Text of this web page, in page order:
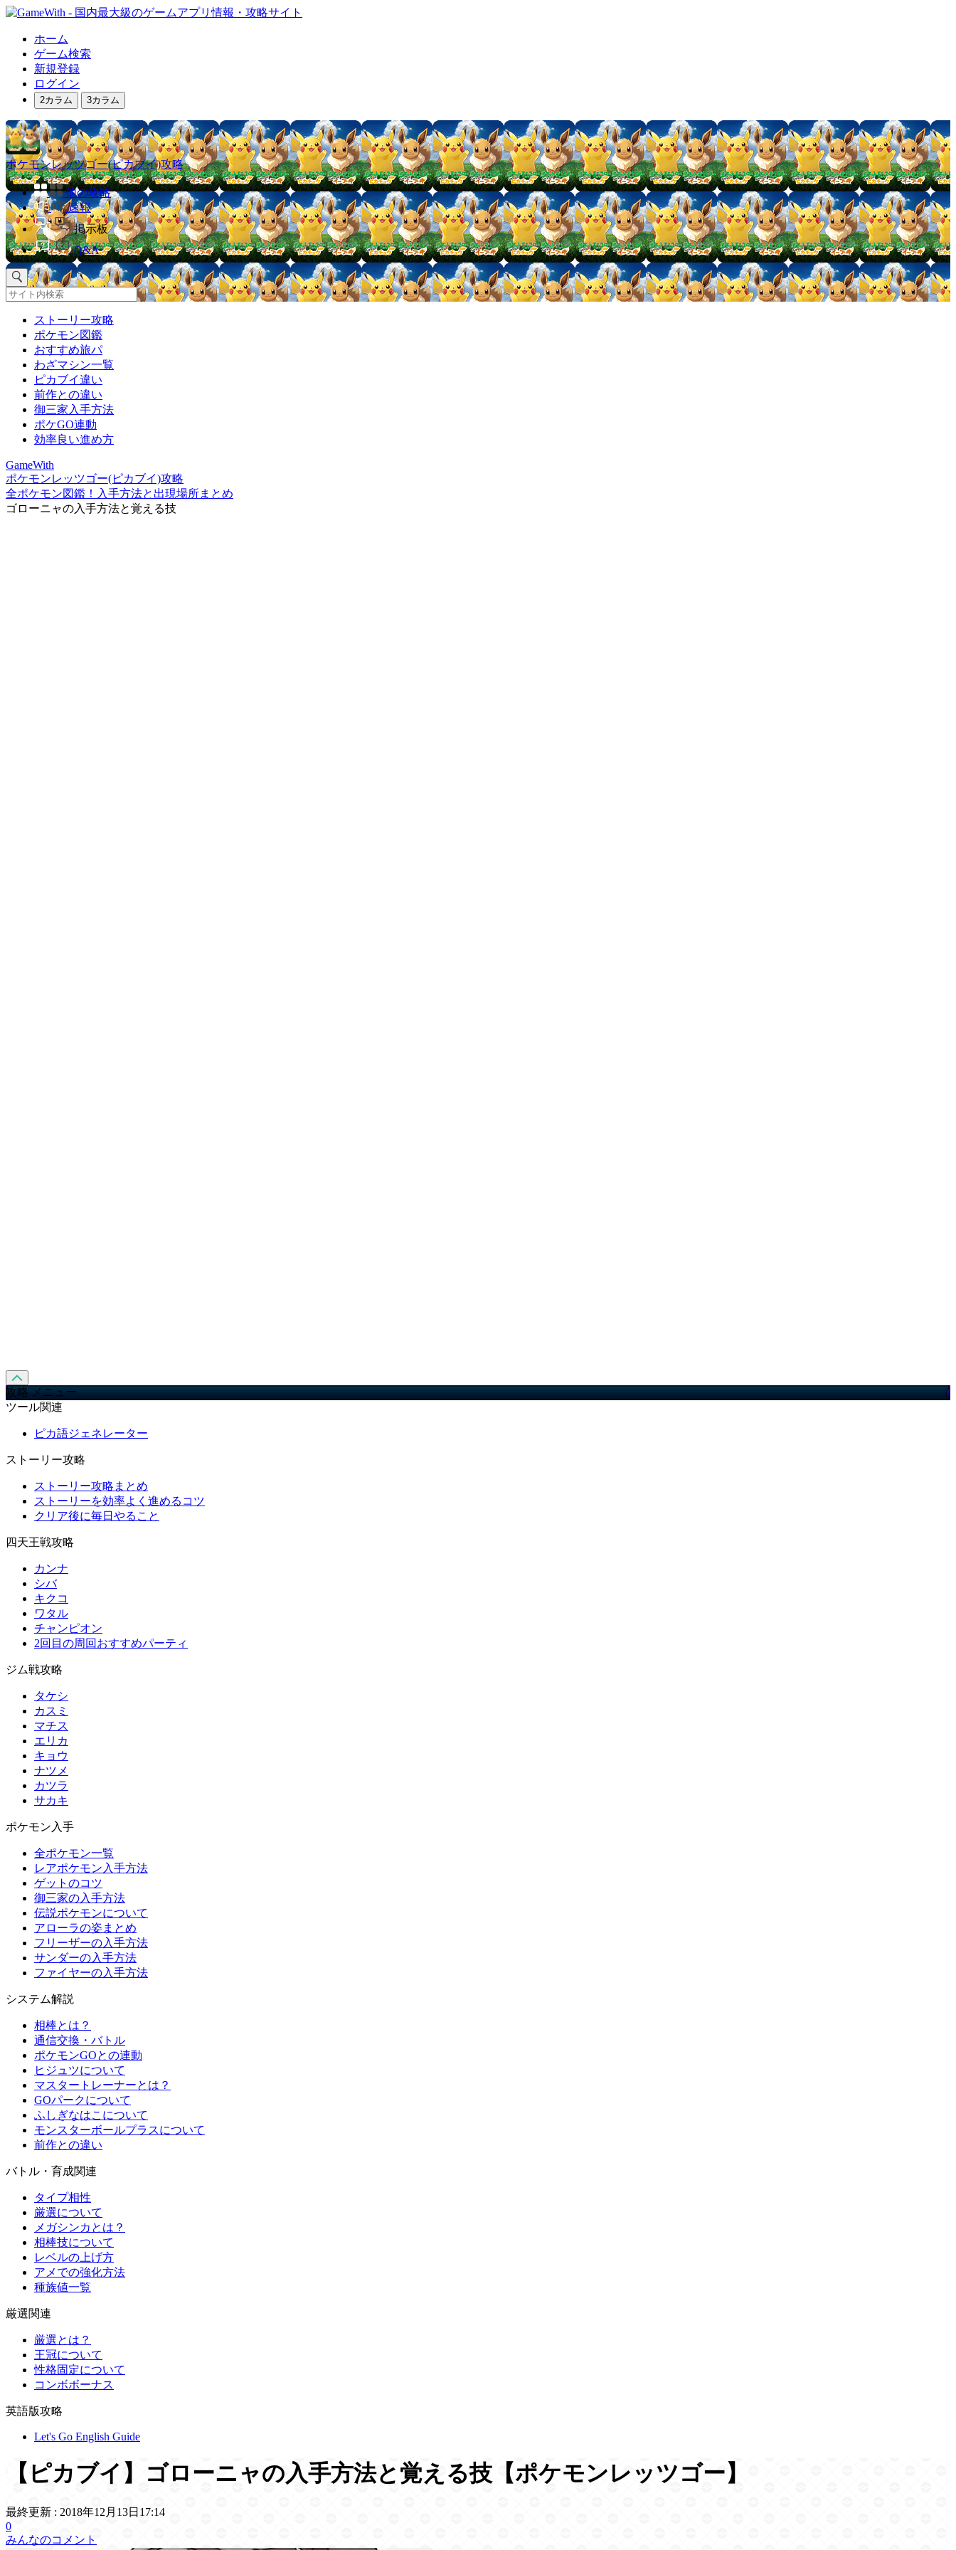
ホーム
ゲーム検索
新規登録
ログイン
2カラム 3カラム
ポケモンレッツゴー(ピカブイ)攻略
他の攻略
速報
掲示板
Q&A
ストーリー攻略
ポケモン図鑑
おすすめ旅パ
わざマシン一覧
ピカブイ違い
前作との違い
御三家入手方法
ポケGO連動
効率良い進め方
GameWith
ポケモンレッツゴー(ピカブイ)攻略
全ポケモン図鑑！入手方法と出現場所まとめ
ゴローニャの入手方法と覚える技
攻略 メニュー
ツール関連
ピカ語ジェネレーター
ストーリー攻略
ストーリー攻略まとめ
ストーリーを効率よく進めるコツ
クリア後に毎日やること
四天王戦攻略
カンナ
シバ
キクコ
ワタル
チャンピオン
2回目の周回おすすめパーティ
ジム戦攻略
タケシ
カスミ
マチス
エリカ
キョウ
ナツメ
カツラ
サカキ
ポケモン入手
全ポケモン一覧
レアポケモン入手方法
ゲットのコツ
御三家の入手方法
伝説ポケモンについて
アローラの姿まとめ
フリーザーの入手方法
サンダーの入手方法
ファイヤーの入手方法
システム解説
相棒とは？
通信交換・バトル
ポケモンGOとの連動
ヒジュツについて
マスタートレーナーとは？
GOパークについて
ふしぎなはこについて
モンスターボールプラスについて
前作との違い
バトル・育成関連
タイプ相性
厳選について
メガシンカとは？
相棒技について
レベルの上げ方
アメでの強化方法
種族値一覧
厳選関連
厳選とは？
王冠について
性格固定について
コンボボーナス
英語版攻略
Let's Go English Guide
【ピカブイ】ゴローニャの入手方法と覚える技【ポケモンレッツゴー】
最終更新 : 2018年12月13日17:14
0
みんなのコメント